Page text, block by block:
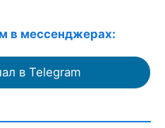
в мессенджерах:
в Telegram